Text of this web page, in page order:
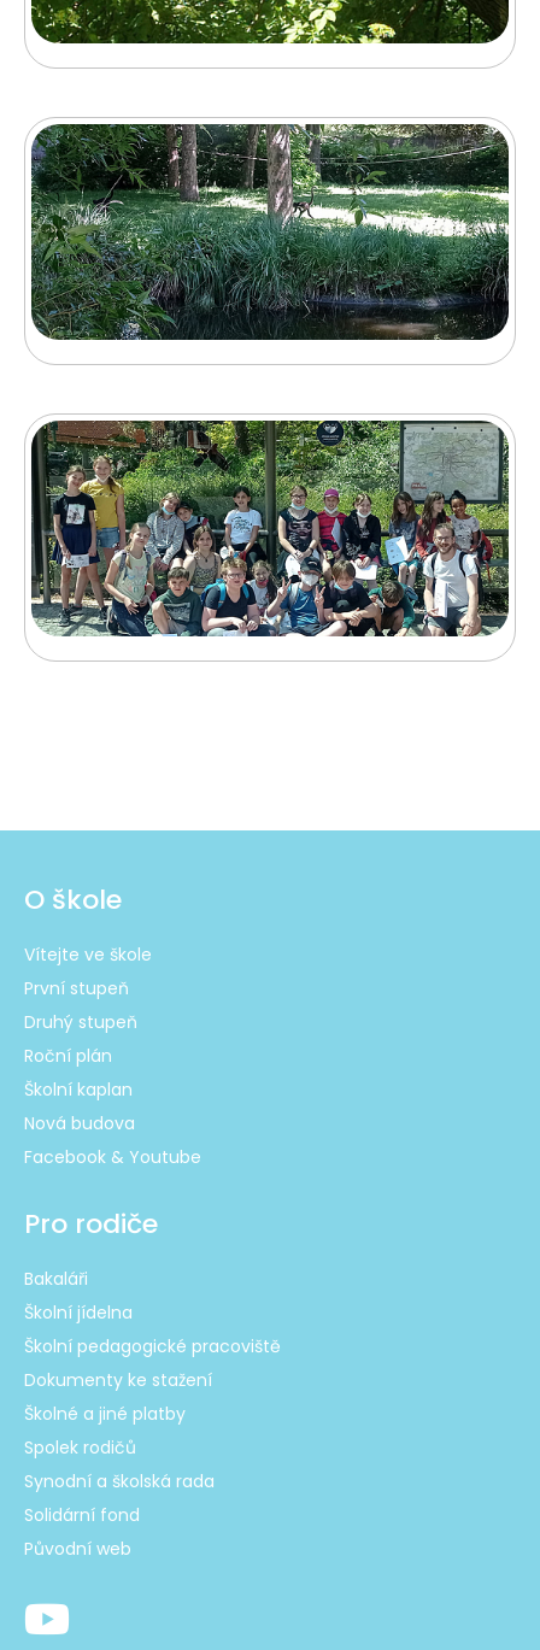
O škole
Vítejte ve škole
První stupeň
Druhý stupeň
Roční plán
Školní kaplan
Nová budova
Facebook & Youtube
Pro rodiče
Bakaláři
Školní jídelna
Školní pedagogické pracoviště
Dokumenty ke stažení
Školné a jiné platby
Spolek rodičů
Synodní a školská rada
Solidární fond
Původní web